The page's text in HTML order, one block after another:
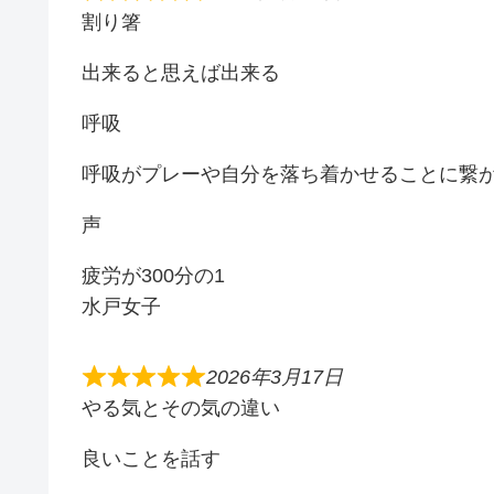
割り箸
出来ると思えば出来る
呼吸
呼吸がプレーや自分を落ち着かせることに繋
声
疲労が300分の1
水戸女子
2026年3月17日
やる気とその気の違い
良いことを話す